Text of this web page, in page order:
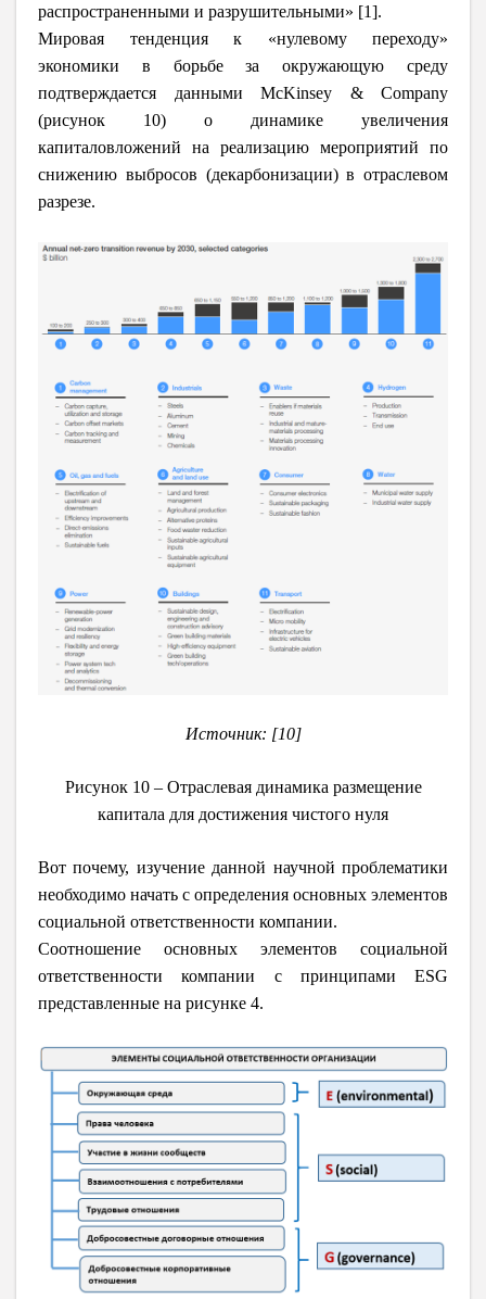
распространенными и разрушительными» [1].
Мировая тенденция к «нулевому переходу»
экономики в борьбе за окружающую среду
подтверждается данными McKinsey & Company
(рисунок 10) о динамике увеличения
капиталовложений на реализацию мероприятий по
снижению выбросов (декарбонизации) в отраслевом
разрезе.
Источник: [10]
Рисунок 10 – Отраслевая динамика размещение
капитала для достижения чистого нуля
Вот почему, изучение данной научной проблематики
необходимо начать с определения основных элементов
социальной ответственности компании.
Соотношение основных элементов социальной
ответственности компании с принципами ESG
представленные на рисунке 4.